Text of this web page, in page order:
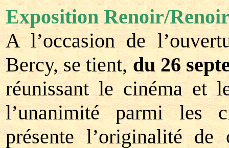
Exposition Renoir/
A l’occasion de
Bercy, se tient,du 26
réunissant le cinéma et
l’unanimité parmi les
présente l’originalité